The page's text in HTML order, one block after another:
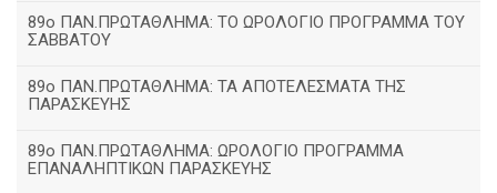
89ο ΠΑΝ.ΠΡΩΤΑΘΛΗΜΑ: ΤΟ ΩΡΟΛΟΓΙΟ ΠΡΟΓΡΑΜΜΑ ΤΟΥ
ΣΑΒΒΑΤΟΥ
89ο ΠΑΝ.ΠΡΩΤΑΘΛΗΜΑ: ΤΑ ΑΠΟΤΕΛΕΣΜΑΤΑ ΤΗΣ
ΠΑΡΑΣΚΕΥΗΣ
89ο ΠΑΝ.ΠΡΩΤΑΘΛΗΜΑ: ΩΡΟΛΟΓΙΟ ΠΡΟΓΡΑΜΜΑ
ΕΠΑΝΑΛΗΠΤΙΚΩΝ ΠΑΡΑΣΚΕΥΗΣ